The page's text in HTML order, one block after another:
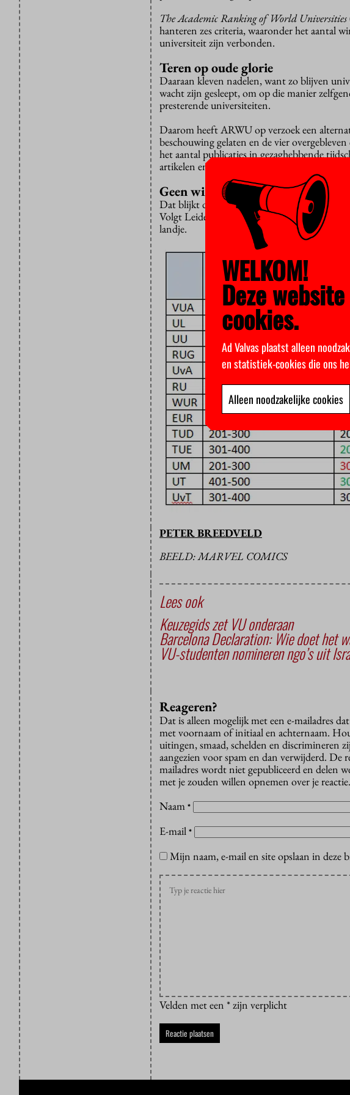
The Academic Ranking of World Universities
hanteren zes criteria, waaronder het aantal
universiteit zijn verbonden.
Teren op oude glorie
Daaraan kleven nadelen, want zo blijven
wacht zijn gesleept, om op die manier
presterende universiteiten.
Daarom heeft ARWU op verzoek een
beschouwing gelaten en de vier
het aantal publicaties in gezaghebbende
artikelen en de individuele prestaties per
Geen windeieren
Dat blijkt de VU geen windeieren te leggen:
Volgt Leiden op 68, Utrecht op 69,
landje.
PETER BREEDVELD
BEELD: MARVEL COMICS
Lees ook
Keuzegids zet VU onderaan
Barcelona Declaration: Wie doet het
VU-studenten nomineren ngo’s uit
Reageren?
Dat is alleen mogelijk met een e-mailadres
met voornaam of initiaal en achternaam.
uitingen, smaad, schelden en discrimineren
aangezien voor spam en dan verwijderd. De
mailadres wordt niet gepubliceerd en delen
met je zouden willen opnemen over je
Naam *
E-mail *
Mijn naam, e-mail en site opslaan in deze
Velden met een * zijn verplicht
WELKOM!
Deze
cookies.
Ad Valvas plaatst alleen
en statistiek-cookies die ons
Alleen noodzakelijke cookies